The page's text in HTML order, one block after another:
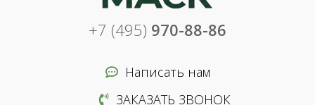
+7 (495) 970-88-86
Написать нам
ЗАКАЗАТЬ ЗВОНОК